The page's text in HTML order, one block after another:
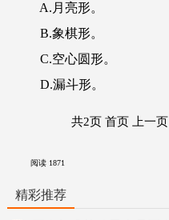
A.月亮形。
B.象棋形。
C.空心圆形。
D.漏斗形。
共2页 首页 上一页
阅读 1871
精彩推荐